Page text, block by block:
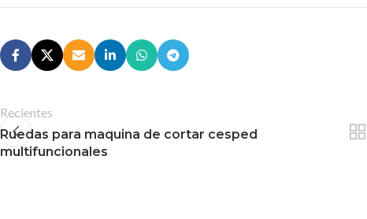
Recientes
Ruedas para maquina de cortar cesped
multifuncionales